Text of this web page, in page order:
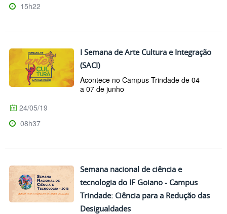
15h22
I Semana de Arte Cultura e Integração
(SACI)
Acontece no Campus Trindade de 04
a 07 de junho
24/05/19
08h37
Semana nacional de ciência e
tecnologia do IF Goiano - Campus
Trindade: Ciência para a Redução das
Desigualdades